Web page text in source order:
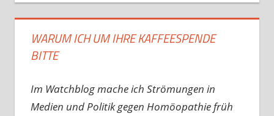
WARUM ICH UM IHRE KAFFEESPENDE
BITTE
Im Watchblog mache ich Strömungen in
Medien und Politik gegen Homöopathie früh